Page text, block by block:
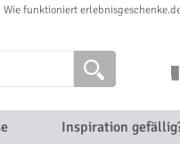
Wie funktioniert
Inspiration